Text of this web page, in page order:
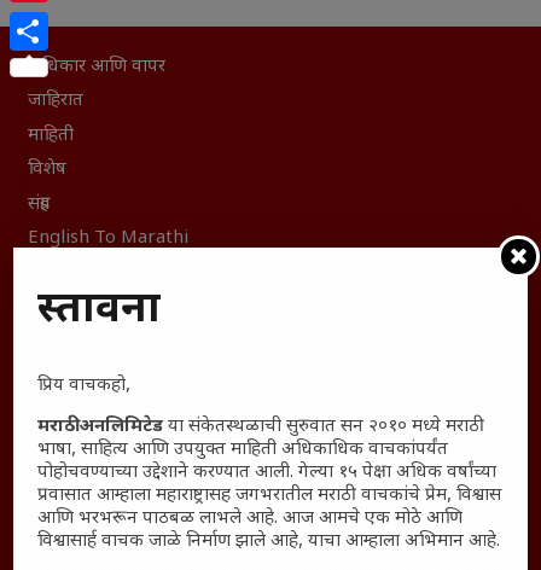
अधिकार आणि वापर
जाहिरात
माहिती
विशेष
संग्रह
English To Marathi
Kruti Dev Unicode
Shop Unlimited
Thought For The Day
सामान्य आजारांवर गावठी उपाय – घरच्या घरी मिळवा प्राथमिक
आराम
आजच्या युगातील तरुण पिढी कुठे हरवली?
Pinterest
Share
प्रस्तावना
प्रिय वाचकहो,
मराठी अनलिमिटेड या संकेतस्थळाची सुरुवात सन २०१० मध्ये मराठी
भाषा, साहित्य आणि उपयुक्त माहिती अधिकाधिक वाचकांपर्यंत
पोहोचवण्याच्या उद्देशाने करण्यात आली. गेल्या १५ पेक्षा अधिक वर्षांच्या
प्रवासात आम्हाला महाराष्ट्रासह जगभरातील मराठी वाचकांचे प्रेम, विश्वास
आणि भरभरून पाठबळ लाभले आहे. आज आमचे एक मोठे आणि
विश्वासार्ह वाचक जाळे निर्माण झाले आहे, याचा आम्हाला अभिमान आहे.